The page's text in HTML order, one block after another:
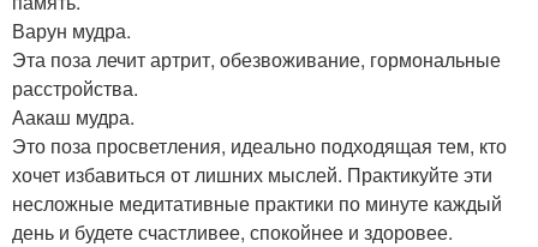
Варун мудра.
Эта поза лечит артрит, обезвоживание, гормональные
расстройства.
Аакаш мудра.
Это поза просветления, идеально подходящая тем, кто
хочет избавиться от лишних мыслей. Практикуйте эти
несложные медитативные практики по минуте каждый
день и будете счастливее, спокойнее и здоровее.